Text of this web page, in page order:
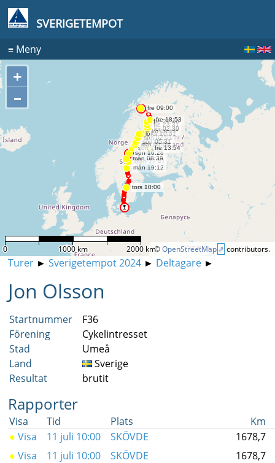
SVERIGETEMPOT
≡Meny
+
–
©OpenStreetMap contributors.
0 1000 km 2000 km
Turer► Sverigetempot 2024► Deltagare►
Jon Olsson
Startnummer
F36
Förening
Cykelintresset
Stad
Umeå
Land
Sverige
Resultat
brutit
Rapporter
Visa Tid Plats
Km
● Visa 11 juli 10:00 SKÖVDE
1678,7
● Visa 11 juli 10:00 SKÖVDE
1678,7